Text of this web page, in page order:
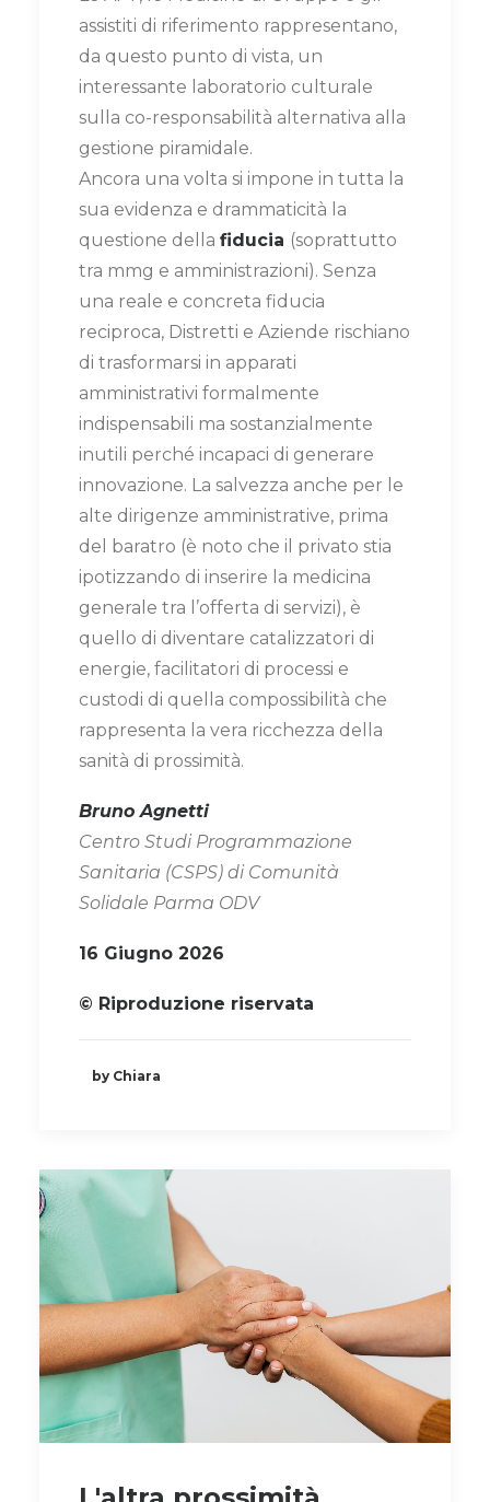
assistiti di riferimento rappresentano,
da questo punto di vista, un
interessante laboratorio culturale
sulla co-responsabilità alternativa alla
gestione piramidale.
Ancora una volta si impone in tutta la
sua evidenza e drammaticità la
questione della fiducia (soprattutto
tra mmg e amministrazioni). Senza
una reale e concreta fiducia
reciproca, Distretti e Aziende rischiano
di trasformarsi in apparati
amministrativi formalmente
indispensabili ma sostanzialmente
inutili perché incapaci di generare
innovazione. La salvezza anche per le
alte dirigenze amministrative, prima
del baratro (è noto che il privato stia
ipotizzando di inserire la medicina
generale tra l’offerta di servizi), è
quello di diventare catalizzatori di
energie, facilitatori di processi e
custodi di quella compossibilità che
rappresenta la vera ricchezza della
sanità di prossimità.
Bruno Agnetti
Centro Studi Programmazione
Sanitaria (CSPS) di Comunità
Solidale Parma ODV
16 Giugno 2026
© Riproduzione riservata
by Chiara